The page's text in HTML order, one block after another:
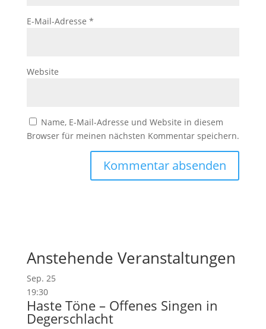
E-Mail-Adresse *
Website
Name, E-Mail-Adresse und Website in diesem
Browser für meinen nächsten Kommentar speichern.
Anstehende Veranstaltungen
Sep. 25
19:30
Haste Töne – Offenes Singen in
Degerschlacht